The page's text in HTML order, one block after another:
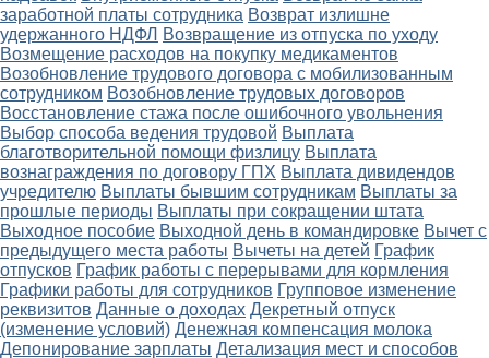
заработной платы сотрудника Возврат излишне
удержанного НДФЛ Возвращение из отпуска по уходу
Возмещение расходов на покупку медикаментов
Возобновление трудового договора с мобилизованным
сотрудником Возобновление трудовых договоров
Восстановление стажа после ошибочного увольнения
Выбор способа ведения трудовой Выплата
благотворительной помощи физлицу Выплата
вознаграждения по договору ГПХ Выплата дивидендов
учредителю Выплаты бывшим сотрудникам Выплаты за
прошлые периоды Выплаты при сокращении штата
Выходное пособие Выходной день в командировке Вычет с
предыдущего места работы Вычеты на детей График
отпусков График работы с перерывами для кормления
Графики работы для сотрудников Групповое изменение
реквизитов Данные о доходах Декретный отпуск
(изменение условий) Денежная компенсация молока
Депонирование зарплаты Детализация мест и способов